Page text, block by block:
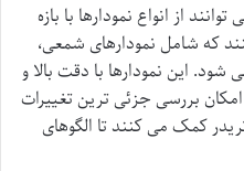
توانند از انواع نمودارها با بازه
که شامل نمودارهای شمعی،
این نمودارها با دقت بالا و
بررسی جزئی ترین تغییرات
کمک می کنند تا الگوهای